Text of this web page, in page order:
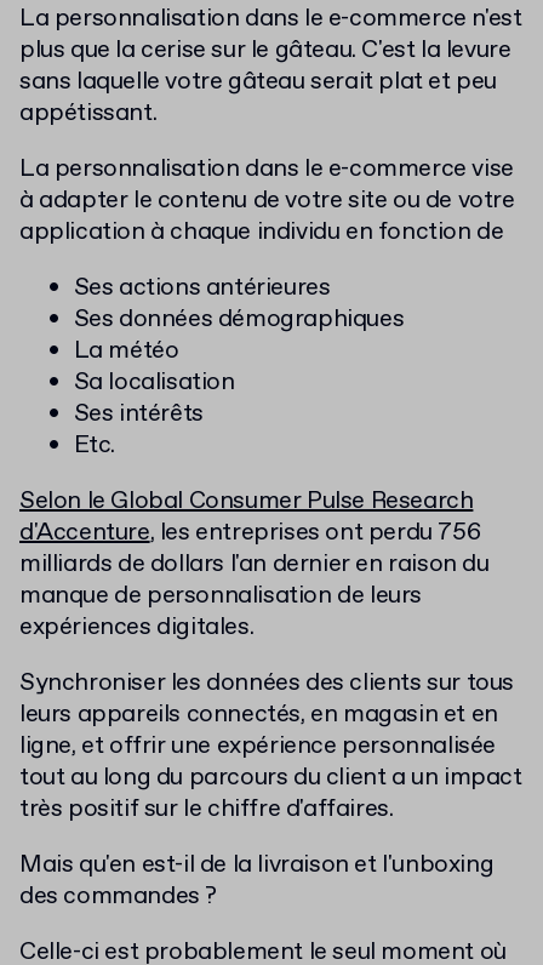
La personnalisation dans le e-commerce n'est
plus que la cerise sur le gâteau. C'est la levure
sans laquelle votre gâteau serait plat et peu
appétissant.
La personnalisation dans le e-commerce vise
à adapter le contenu de votre site ou de votre
application à chaque individu en fonction de
Ses actions antérieures
Ses données démographiques
La météo
Sa localisation
Ses intérêts
Etc.
Selon le Global Consumer Pulse Research
d'Accenture, les entreprises ont perdu 756
milliards de dollars l'an dernier en raison du
manque de personnalisation de leurs
expériences digitales.
Synchroniser les données des clients sur tous
leurs appareils connectés, en magasin et en
ligne, et offrir une expérience personnalisée
tout au long du parcours du client a un impact
très positif sur le chiffre d'affaires.
Mais qu'en est-il de la livraison et l'unboxing
des commandes ?
Celle-ci est probablement le seul moment où